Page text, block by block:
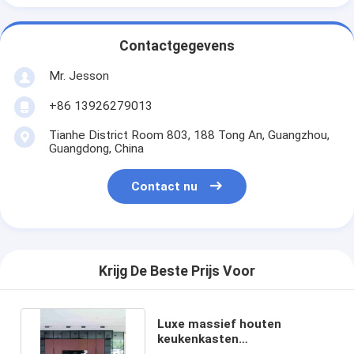
Contactgegevens
Mr. Jesson
+86 13926279013
Tianhe District Room 803, 188 Tong An, Guangzhou,
Guangdong, China
Contact nu
Krijg De Beste Prijs Voor
Luxe massief houten
keukenkasten